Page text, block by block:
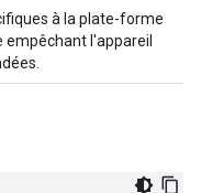
à la plate-forme
l'appareil